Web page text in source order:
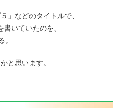
」などのタイトルで、
いていたのを、
と思います。